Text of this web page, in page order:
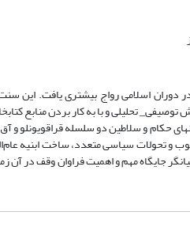
دوران اسلامی رواج بیشتری یافت.
تحلیلی و با به کار بردن منابع
حکام و سلاطین دو سلسله قراقویونلو و
تحولات سیاسی متعدد، ساخت ابنیه
جایگاه مهم و اهمیت فراوان وقف در آن